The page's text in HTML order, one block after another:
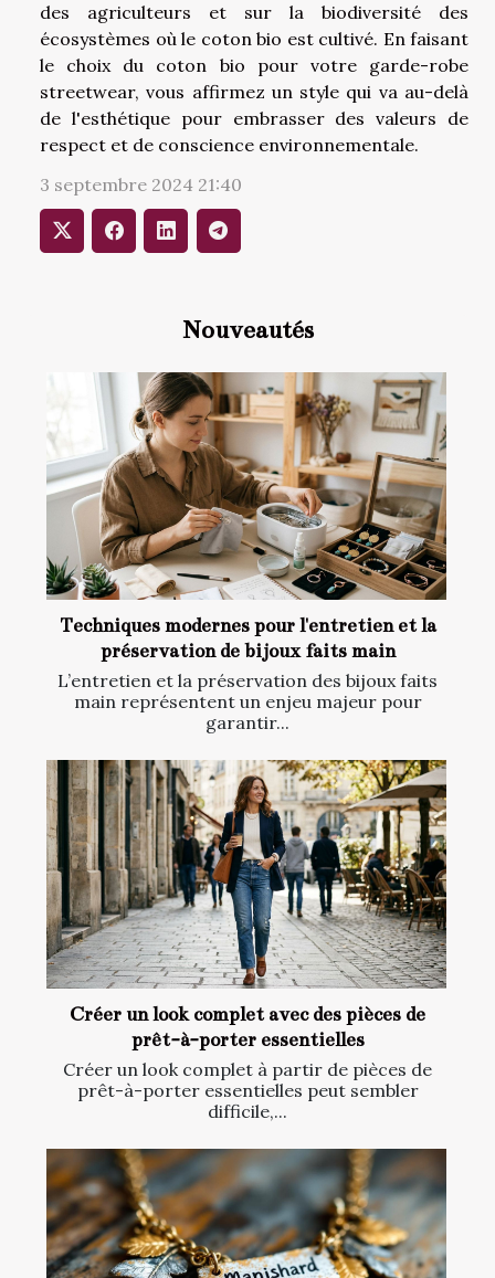
Nouveautés
Techniques modernes pour l'entretien et la
préservation de bijoux faits main
L’entretien et la préservation des bijoux faits
main représentent un enjeu majeur pour
garantir...
Créer un look complet avec des pièces de
prêt-à-porter essentielles
Créer un look complet à partir de pièces de
prêt-à-porter essentielles peut sembler
difficile,...
des agriculteurs et sur la biodiversité des
écosystèmes où le coton bio est cultivé. En faisant
le choix du coton bio pour votre garde-robe
streetwear, vous affirmez un style qui va au-delà
de l'esthétique pour embrasser des valeurs de
respect et de conscience environnementale.
3 septembre 2024 21:40